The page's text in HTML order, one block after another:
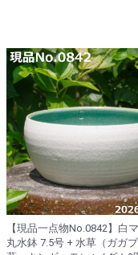
【現品一点物No.0842】白
丸水鉢 7.5号 + 水草（ガガ